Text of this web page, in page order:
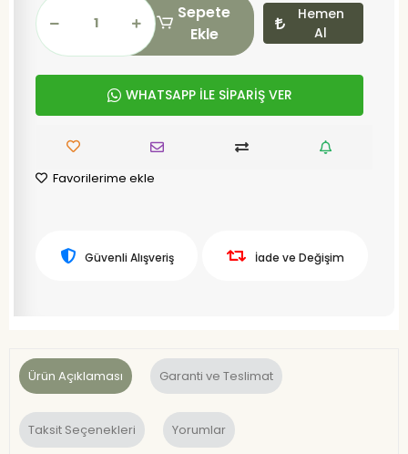
Sepete
Ekle
Hemen
Al
WHATSAPP İLE SİPARİŞ VER
Favorilerime ekle
Güvenli Alışveriş İade ve Değişim
Ürün Açıklaması Garanti ve Teslimat
Taksit Seçenekleri Yorumlar